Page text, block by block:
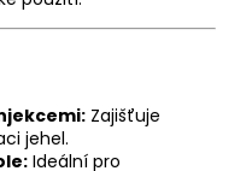
Zajišťuje
jehel.
Ideální pro